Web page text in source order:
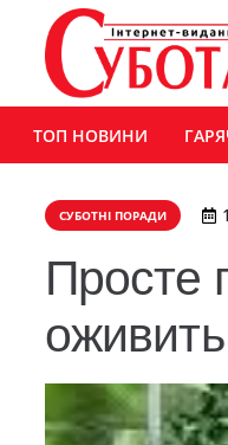
ТОП НОВИНИ
СУБОТНІ ПОРАДИ
Просте
оживить